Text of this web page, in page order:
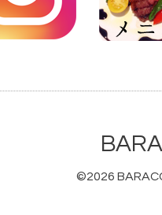
©2026